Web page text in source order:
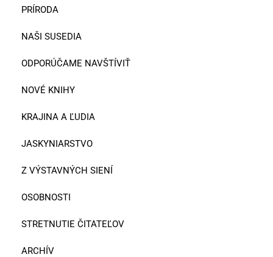
PRÍRODA
NAŠI SUSEDIA
ODPORÚČAME NAVŠTÍVIŤ
NOVÉ KNIHY
KRAJINA A ĽUDIA
JASKYNIARSTVO
Z VÝSTAVNÝCH SIENÍ
OSOBNOSTI
STRETNUTIE ČITATEĽOV
ARCHÍV